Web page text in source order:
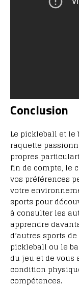
Conclusion
Le pickleball et le
raquette
propres
fin de compte, le
vos préférences
votre
sports pour
à consulter les
apprendre
d’autres sports
pickleball ou le
du jeu et de
condition
compétences.